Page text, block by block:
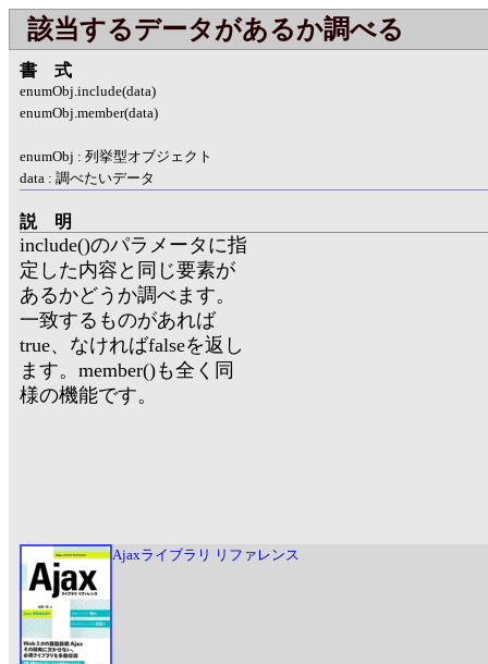
該当するデータがあるか調べる
書式
enumObj.include(data)
enumObj.member(data)
enumObj : 列挙型オブジェクト
data : 調べたいデータ
説明
include()のパラメータに指
定した内容と同じ要素が
あるかどうか調べます。
一致するものがあれば
true、なければfalseを返し
ます。member()も全く同
様の機能です。
Ajaxライブラリ リファレンス